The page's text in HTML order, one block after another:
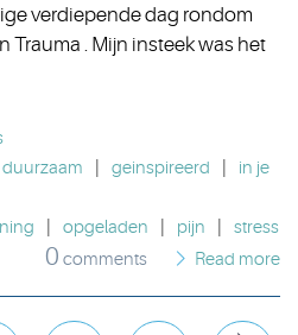
verdiepende dag rondom
Trauma . Mijn insteek was het
duurzaam geinspireerd
in je
opgeladen pijn stress
0 comments Read more